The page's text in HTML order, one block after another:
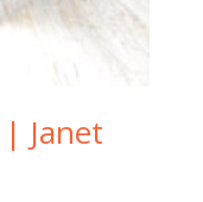
Janet